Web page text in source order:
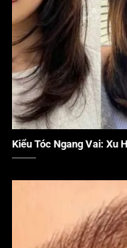
Kiểu Tóc Ngang Vai: Xu